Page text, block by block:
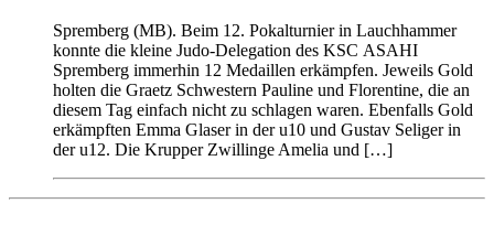
Spremberg (MB). Beim 12. Pokalturnier in Lauchhammer
konnte die kleine Judo-Delegation des KSC ASAHI
Spremberg immerhin 12 Medaillen erkämpfen. Jeweils Gold
holten die Graetz Schwestern Pauline und Florentine, die an
diesem Tag einfach nicht zu schlagen waren. Ebenfalls Gold
erkämpften Emma Glaser in der u10 und Gustav Seliger in
der u12. Die Krupper Zwillinge Amelia und […]